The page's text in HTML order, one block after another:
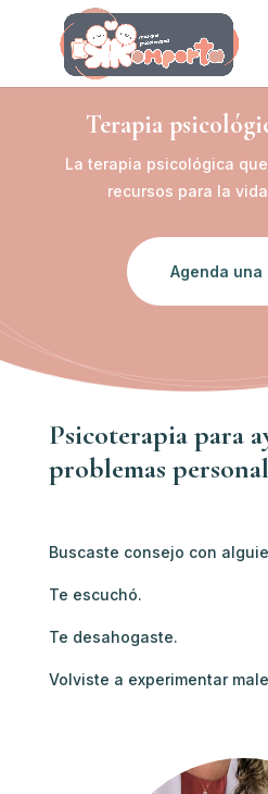
Terapia
La terapia psicológica
recursos para la
Agenda una
Psicoterapia para
problemas
Buscaste consejo con
Te escuchó.
Te desahogaste.
Volviste a experimentar